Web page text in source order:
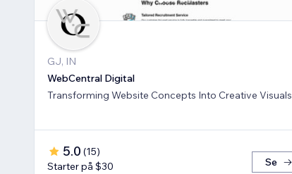
GJ, IN
WebCentral Digital
Transforming Website Concepts Into Creative Visuals
5.0 (15)
Starter på $30
Se